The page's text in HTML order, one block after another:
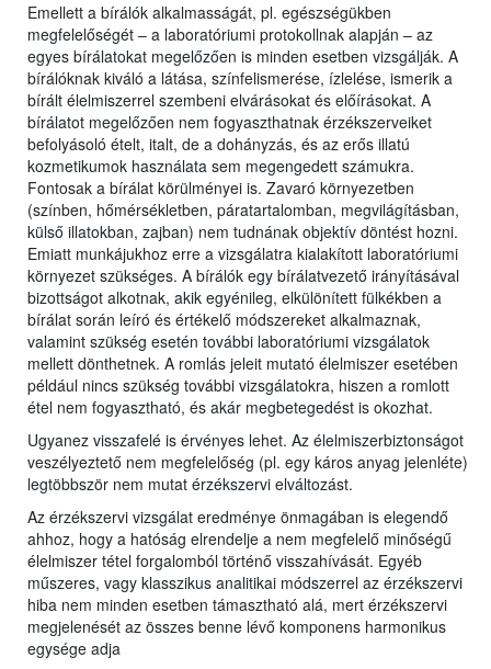
Emellett a bírálók alkalmasságát, pl. egészségükben
megfelelőségét – a laboratóriumi protokollnak alapján – az
egyes bírálatokat megelőzően is minden esetben vizsgálják. A
bírálóknak kiváló a látása, színfelismerése, ízlelése, ismerik a
bírált élelmiszerrel szembeni elvárásokat és előírásokat. A
bírálatot megelőzően nem fogyaszthatnak érzékszerveiket
befolyásoló ételt, italt, de a dohányzás, és az erős illatú
kozmetikumok használata sem megengedett számukra.
Fontosak a bírálat körülményei is. Zavaró környezetben
(színben, hőmérsékletben, páratartalomban, megvilágításban,
külső illatokban, zajban) nem tudnának objektív döntést hozni.
Emiatt munkájukhoz erre a vizsgálatra kialakított laboratóriumi
környezet szükséges. A bírálók egy bírálatvezető irányításával
bizottságot alkotnak, akik egyénileg, elkülönített fülkékben a
bírálat során leíró és értékelő módszereket alkalmaznak,
valamint szükség esetén további laboratóriumi vizsgálatok
mellett dönthetnek. A romlás jeleit mutató élelmiszer esetében
például nincs szükség további vizsgálatokra, hiszen a romlott
étel nem fogyasztható, és akár megbetegedést is okozhat.
Ugyanez visszafelé is érvényes lehet. Az élelmiszerbiztonságot
veszélyeztető nem megfelelőség (pl. egy káros anyag jelenléte)
legtöbbször nem mutat érzékszervi elváltozást.
Az érzékszervi vizsgálat eredménye önmagában is elegendő
ahhoz, hogy a hatóság elrendelje a nem megfelelő minőségű
élelmiszer tétel forgalomból történő visszahívását. Egyéb
műszeres, vagy klasszikus analitikai módszerrel az érzékszervi
hiba nem minden esetben támasztható alá, mert érzékszervi
megjelenését az összes benne lévő komponens harmonikus
egysége adja